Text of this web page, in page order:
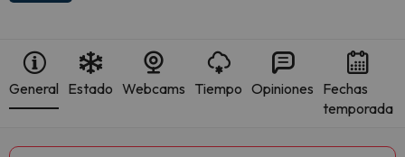
General Estado Webcams Tiempo Opiniones Fechas
temporada